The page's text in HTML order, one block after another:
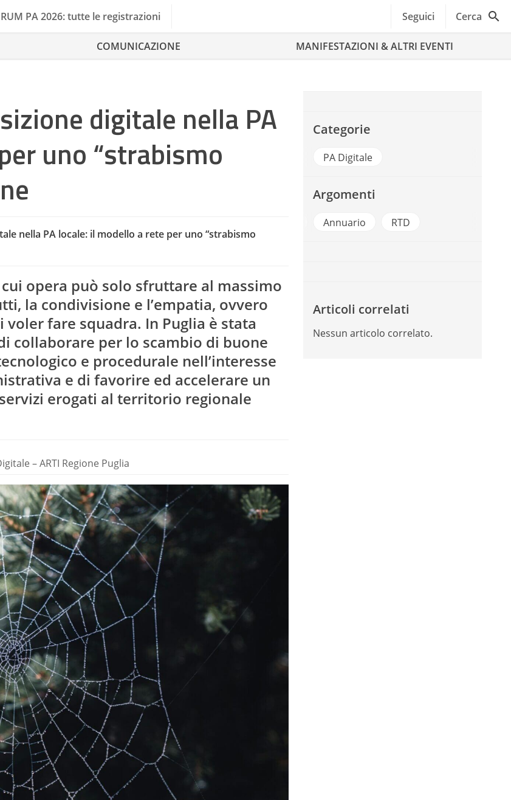
PA 2026: tutte le registrazioni Seguici Cerca
COMUNICAZIONE MANIFESTAZIONI & ALTRI EVENTI
digitale nella PA
uno “strabismo
nella PA locale: il modello a rete per uno “strabismo
opera può solo sfruttare al massimo
la condivisione e l’empatia, ovvero
fare squadra. In Puglia è stata
collaborare per lo scambio di buone
e procedurale nell’interesse
e di favorire ed accelerare un
erogati al territorio regionale
– ARTI Regione Puglia
Categorie
PA Digitale
Argomenti
Annual Report Annuario
Articoli correlati
Nessun articolo correlato.